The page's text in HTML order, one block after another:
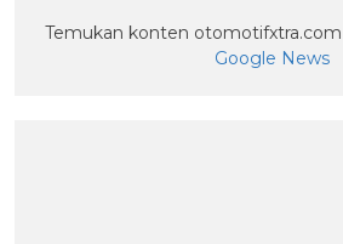
Temukan konten
Google News